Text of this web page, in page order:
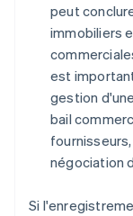
peut
immobiliers
est
gestion
bail
négociation
Si